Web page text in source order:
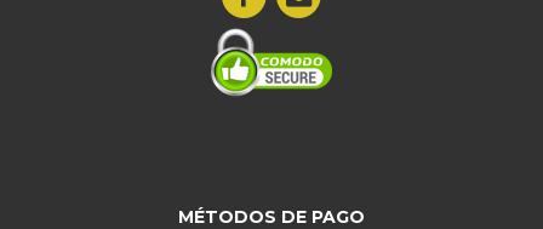
MÉTODOS DE PAGO